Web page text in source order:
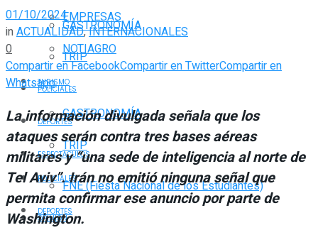
GASTRONOMÍA
TRIP
POLICIALES
DEPORTES
ESPECTÁCULOS
FNE (Fiesta Nacional de los Estudiantes)
OPINIÓN
EMPRESAS
NOTIAGRO
TURISMO
GASTRONOMÍA
TRIP
POLICIALES
DEPORTES
01/10/2024
inACTUALIDAD,INTERNACIONALES
0
Compartir en FacebookCompartir en TwitterCompartir en
Whatsapp
La información divulgada señala que los
ataques serán contra tres bases aéreas
militares y “una sede de inteligencia al norte de
Tel Aviv”. Irán no emitió ninguna señal que
permita confirmar ese anuncio por parte de
Washington.